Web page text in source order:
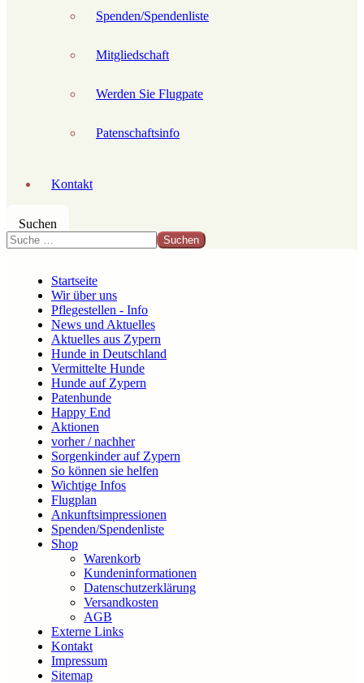
Spenden/Spendenliste
Mitgliedschaft
Werden Sie Flugpate
Patenschaftsinfo
Kontakt
Suchen
Suchen
Startseite
Wir über uns
Pflegestellen - Info
News und Aktuelles
Aktuelles aus Zypern
Hunde in Deutschland
Vermittelte Hunde
Hunde auf Zypern
Patenhunde
Happy End
Aktionen
vorher / nachher
Sorgenkinder auf Zypern
So können sie helfen
Wichtige Infos
Flugplan
Ankunftsimpressionen
Spenden/Spendenliste
Shop
Warenkorb
Kundeninformationen
Datenschutzerklärung
Versandkosten
AGB
Externe Links
Kontakt
Impressum
Sitemap